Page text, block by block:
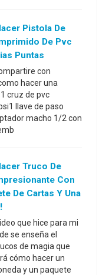
Pistola De
De Pvc
Puntas
con
hacer una
cruz de pvc
llave de paso
macho 1/2 con
Truco De
Con
De Cartas Y Una
que hice para mi
se enseña el
de magia que
cómo hacer un
y un paquete